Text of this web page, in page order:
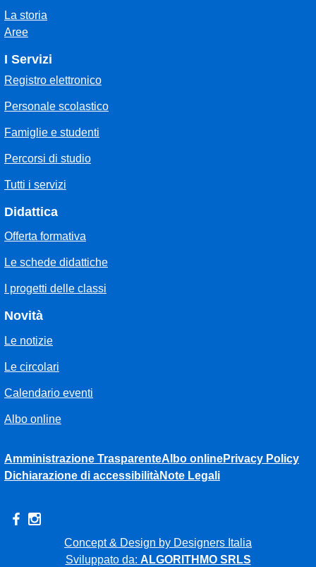
La storia
Aree
I Servizi
Registro elettronico
Personale scolastico
Famiglie e studenti
Percorsi di studio
Tutti i servizi
Didattica
Offerta formativa
Le schede didattiche
I progetti delle classi
Novità
Le notizie
Le circolari
Calendario eventi
Albo online
Amministrazione TrasparenteAlbo onlinePrivacy Policy
Dichiarazione di accessibilitàNote Legali
Concept & Design by Designers Italia
Sviluppato da: ALGORITHMO SRLS